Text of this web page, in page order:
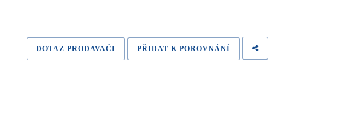
DOTAZ PRODAVAČI PŘIDAT K POROVNÁNÍ